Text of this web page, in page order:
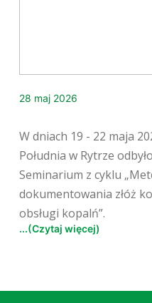
28 maj 2026
W dniach 19 - 22 maja
Południa w Rytrze
Seminarium z cyklu
dokumentowania złóż
obsługi kopalń”.
...(Czytaj więcej)